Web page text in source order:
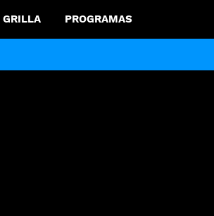
GRILLA PROGRAMAS